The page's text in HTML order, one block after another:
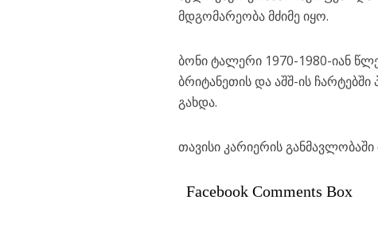
მდგომარეობა მძიმე იყო.
ბონი ტალერი 1970-1980-იან
ბრიტანეთის და აშშ-ის
გახდა.
თავისი კარიერის
Facebook Comments Box